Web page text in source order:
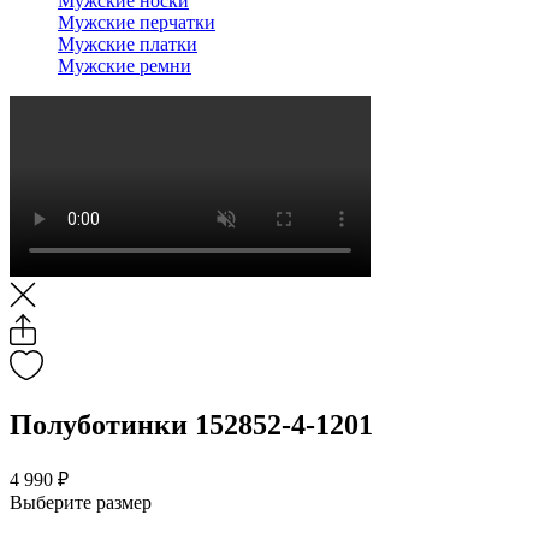
Мужские перчатки
Мужские платки
Мужские ремни
Полуботинки 152852-4-1201
4 990 ₽
Выберите размер